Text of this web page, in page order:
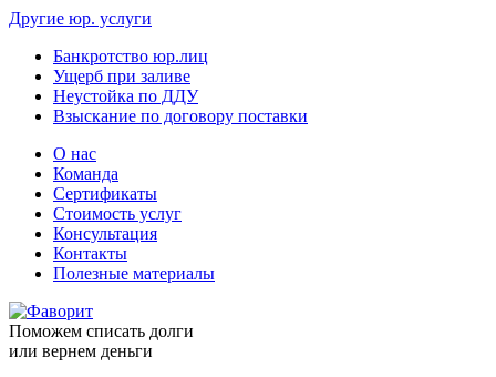
Другие юр. услуги
Банкротство юр.лиц
Ущерб при заливе
Неустойка по ДДУ
Взыскание по договору поставки
О нас
Команда
Сертификаты
Стоимость услуг
Консультация
Контакты
Полезные материалы
Поможем списать долги
или вернем деньги